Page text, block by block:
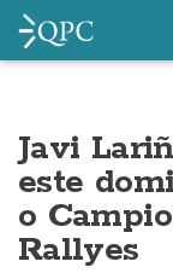
Javi
este
o
Rallyes